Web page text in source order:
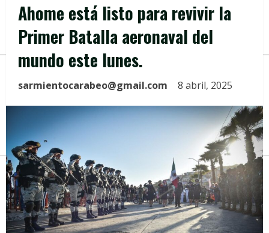
Ahome está listo para revivir la
Primer Batalla aeronaval del
mundo este lunes.
sarmientocarabeo@gmail.com 8 abril, 2025